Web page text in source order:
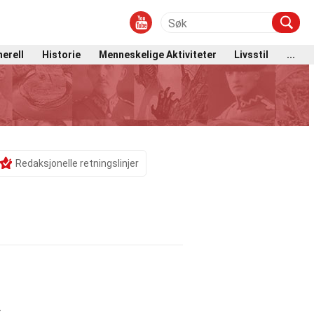
Historie Menneskelige Aktiviteter Livsstil
...
Redaksjonelle retningslinjer